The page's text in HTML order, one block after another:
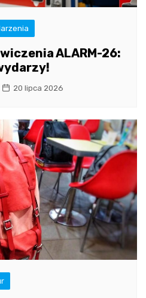
ALARM-26:
20 lipca 2026